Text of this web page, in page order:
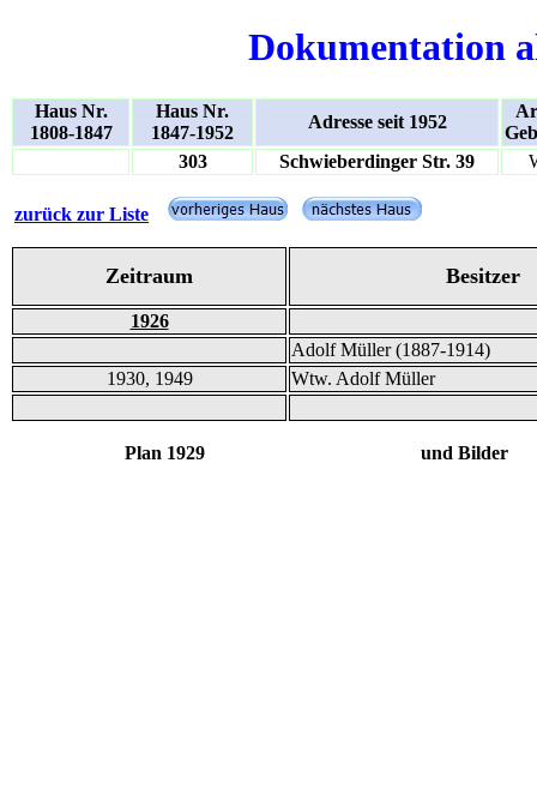
Dokumentation
Haus Nr.
1808-1847
Haus Nr.
1847-1952
Adresse seit 1952
303
Schwieberdinger Str. 39
zurück zur Liste
Zeitraum Besitzer
1926
Adolf Müller (1887-1914)
1930, 1949
Wtw. Adolf Müller
Plan 1929 und Bilder